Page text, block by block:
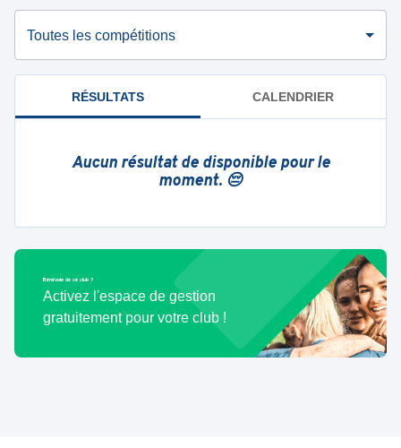
Toutes les compétitions
RÉSULTATS CALENDRIER
Aucun résultat de disponible pour le
moment. 😔
Bénévole de ce club ?
Activez l'espace de gestion
gratuitement pour votre club !